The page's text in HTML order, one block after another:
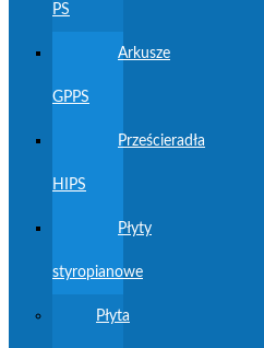
PS
Arkusze
GPPS
Prześcieradła
HIPS
Płyty
styropianowe
Płyta